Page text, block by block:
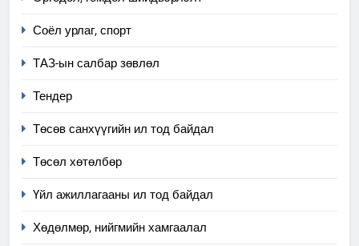
Соёл урлаг, спорт
ТАЗ-ын салбар зөвлөл
Тендер
Төсөв санхүүгийн ил тод байдал
Төсөл хөтөлбөр
Үйл ажиллагааны ил тод байдал
Хөдөлмөр, нийгмийн хамгаалал
5
салбар зөвлөл” аяны хүрээнд
6
ИЛ ТОД БАЙДАЛ
7